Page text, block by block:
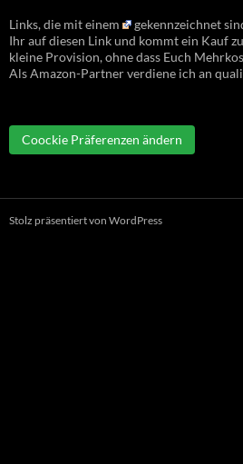
Links, die mit einem
gekennzeichnet
Ihr auf diesen Link und kommt ein Kauf
kleine Provision, ohne dass Euch
Als Amazon-Partner verdiene ich an
Coockie Präferenzen ändern
Stolz präsentiert von WordPress